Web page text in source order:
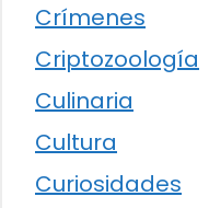
Crímenes
Criptozoología
Culinaria
Cultura
Curiosidades